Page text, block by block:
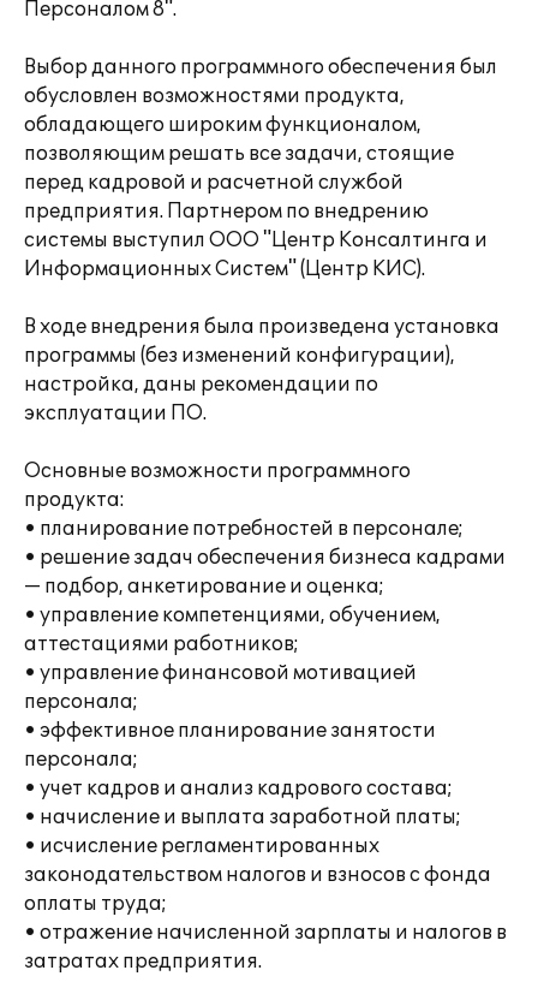
Персоналом 8".
Выбор данного программного обеспечения был
обусловлен возможностями продукта,
обладающего широким функционалом,
позволяющим решать все задачи, стоящие
перед кадровой и расчетной службой
предприятия. Партнером по внедрению
системы выступил ООО "Центр Консалтинга и
Информационных Систем" (Центр КИС).
В ходе внедрения была произведена установка
программы (без изменений конфигурации),
настройка, даны рекомендации по
эксплуатации ПО.
Основные возможности программного
продукта:
• планирование потребностей в персонале;
• решение задач обеспечения бизнеса кадрами
— подбор, анкетирование и оценка;
• управление компетенциями, обучением,
аттестациями работников;
• управление финансовой мотивацией
персонала;
• эффективное планирование занятости
персонала;
• учет кадров и анализ кадрового состава;
• начисление и выплата заработной платы;
• исчисление регламентированных
законодательством налогов и взносов с фонда
оплаты труда;
• отражение начисленной зарплаты и налогов в
затратах предприятия.